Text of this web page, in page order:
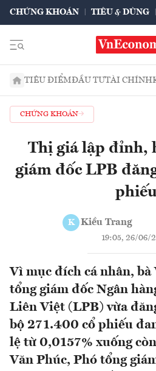
CHỨNG KHOÁN TIÊU & DÙNG
TIÊU ĐIỂMĐẦU TƯTÀI CHÍNH
CHỨNG KHOÁN
Thị giá lập đỉnh,
giám đốc LPB
K Kiều Trang
19:05, 26/06/
Vì mục đích cá nhân,
tổng giám đốc Ngân
Liên Việt (LPB) vừa
bộ 271.400 cổ phiếu
lệ từ 0,0157% xuống
Văn Phúc, Phó tổng